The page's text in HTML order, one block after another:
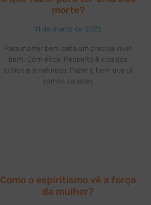
morte?
11 de março de 2022
Para morrer bem cada um precisa viver
bem: Com ética; Respeito à vida dos
outros e à natureza; Fazer o bem que já
somos capazes
Como o espiritismo vê a força
da mulher?